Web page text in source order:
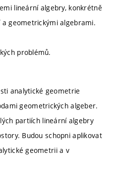
lineární algebry, konkrétně
geometrickými algebrami.
problémů.
analytické geometrie
geometrických algeber.
partiích lineární algebry
Budou schopni aplikovat
geometrii a v